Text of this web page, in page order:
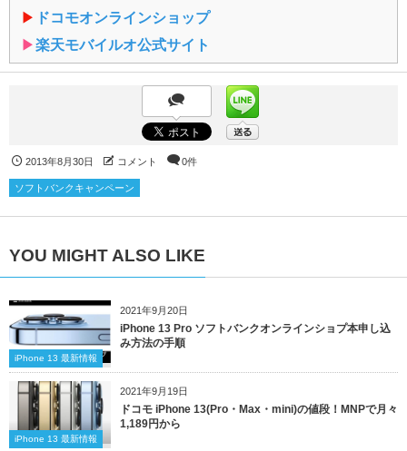
▶︎ ドコモオンラインショップ
▶︎楽天モバイルオ公式サイト
2013年8月30日 コメント 0件
ソフトバンクキャンペーン
YOU MIGHT ALSO LIKE
2021年9月20日
iPhone 13 最新情報
iPhone 13 Pro ソフトバンクオンラインショプ本申し込
み方法の手順
2021年9月19日
iPhone 13 最新情報
ドコモ iPhone 13(Pro・Max・mini)の値段！MNPで月々
1,189円から